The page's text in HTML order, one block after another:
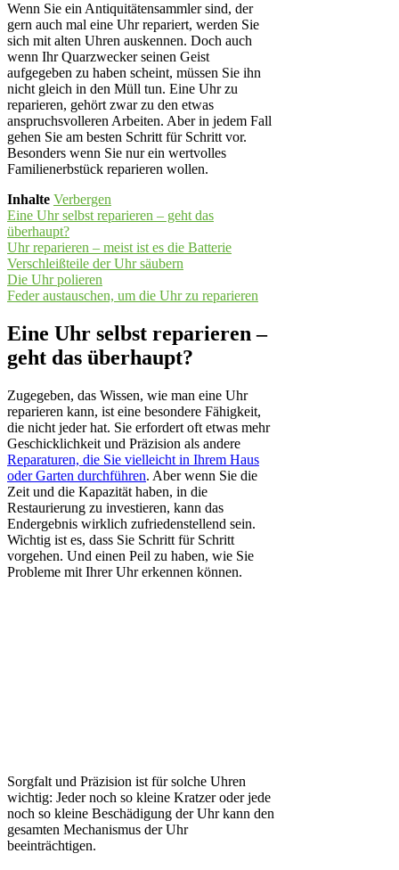
Wenn Sie ein Antiquitätensammler sind, der
gern auch mal eine Uhr repariert, werden Sie
sich mit alten Uhren auskennen. Doch auch
wenn Ihr Quarzwecker seinen Geist
aufgegeben zu haben scheint, müssen Sie ihn
nicht gleich in den Müll tun. Eine Uhr zu
reparieren, gehört zwar zu den etwas
anspruchsvolleren Arbeiten. Aber in jedem Fall
gehen Sie am besten Schritt für Schritt vor.
Besonders wenn Sie nur ein wertvolles
Familienerbstück reparieren wollen.
Inhalte Verbergen
Eine Uhr selbst reparieren – geht das
überhaupt?
Uhr reparieren – meist ist es die Batterie
Verschleißteile der Uhr säubern
Die Uhr polieren
Feder austauschen, um die Uhr zu reparieren
Eine Uhr selbst reparieren –
geht das überhaupt?
Zugegeben, das Wissen, wie man eine Uhr
reparieren kann, ist eine besondere Fähigkeit,
die nicht jeder hat. Sie erfordert oft etwas mehr
Geschicklichkeit und Präzision als andere
Reparaturen, die Sie vielleicht in Ihrem Haus
oder Garten durchführen. Aber wenn Sie die
Zeit und die Kapazität haben, in die
Restaurierung zu investieren, kann das
Endergebnis wirklich zufriedenstellend sein.
Wichtig ist es, dass Sie Schritt für Schritt
vorgehen. Und einen Peil zu haben, wie Sie
Probleme mit Ihrer Uhr erkennen können.
Sorgfalt und Präzision ist für solche Uhren
wichtig: Jeder noch so kleine Kratzer oder jede
noch so kleine Beschädigung der Uhr kann den
gesamten Mechanismus der Uhr
beeinträchtigen.